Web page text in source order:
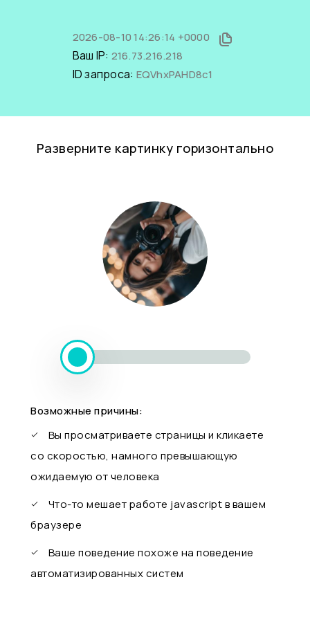
2026-08-10 14:26:14 +0000
Ваш IP: 216.73.216.218
ID запроса: EQVhxPAHD8c1
Разверните картинку горизонтально
Возможные причины:
Вы просматриваете страницы и кликаете
со скоростью, намного превышающую
ожидаемую от человека
Что-то мешает работе javascript в вашем
браузере
Ваше поведение похоже на поведение
автоматизированных систем